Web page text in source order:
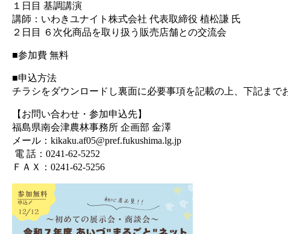
１日目 基調講演
講師：いわきユナイト株式会社 代表取締役 植松謙 氏
２日目 ６次化商品を取り扱う販売店舗との交流会
■参加費 無料
■申込方法
チラシをダウンロードし裏面に必要事項を記載の上、下記ま
【お問い合わせ・参加申込先】
福島県南会津農林事務所 企画部 金澤
メール：kikaku.af05@pref.fukushima.lg.jp
電 話：0241‐62‐5252
ＦＡＸ：0241‐62‐5256